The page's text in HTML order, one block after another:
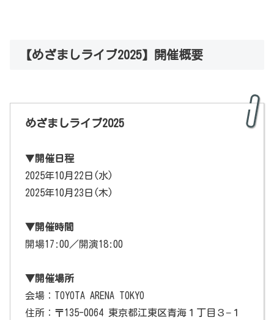
【めざましライブ2025】開催概要
めざましライブ2025
▼開催日程
2025年10月22日(水)
2025年10月23日(木)
▼開催時間
開場17:00／開演18:00
▼開催場所
会場：TOYOTA ARENA TOKYO
住所：〒135-0064 東京都江東区青海１丁目３−１